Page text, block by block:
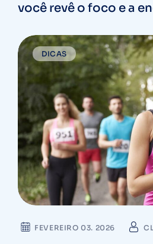
você revê o foco e a
DICAS
FEVEREIRO 03. 2026